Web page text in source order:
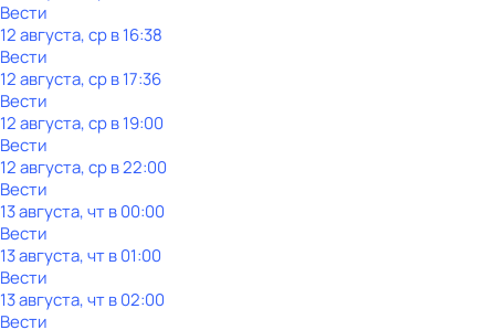
Вести
12 августа, ср в 16:38
Вести
12 августа, ср в 17:36
Вести
12 августа, ср в 19:00
Вести
12 августа, ср в 22:00
Вести
13 августа, чт в 00:00
Вести
13 августа, чт в 01:00
Вести
13 августа, чт в 02:00
Вести